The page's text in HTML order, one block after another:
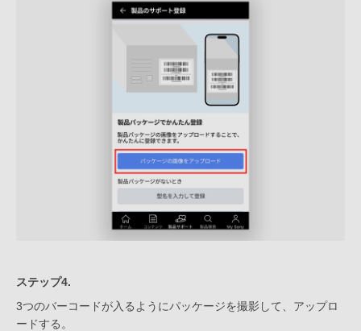
ステップ4.
3つのバーコードが入るようにパッケージを撮影して、アップロ
ードする。